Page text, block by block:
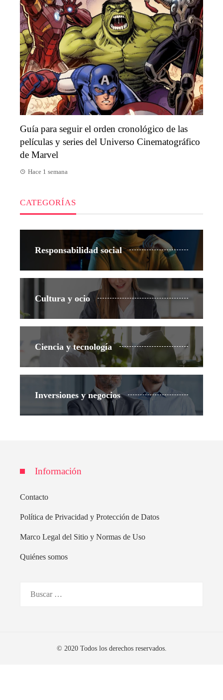
Guía para seguir el orden cronológico de las
películas y series del Universo Cinematográfico
de Marvel
Hace 1 semana
CATEGORÍAS
Responsabilidad social
Cultura y ocio
Ciencia y tecnología
Inversiones y negocios
Información
Contacto
Política de Privacidad y Protección de Datos
Marco Legal del Sitio y Normas de Uso
Quiénes somos
© 2020 Todos los derechos reservados.